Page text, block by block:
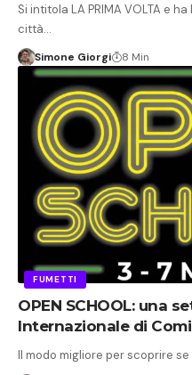
Si intitola LA PRIMA VOLTA e
città…
Simone Giorgi 8 Min
FUMETTI
OPEN SCHOOL: una
Internazionale di
Il modo migliore per scoprire